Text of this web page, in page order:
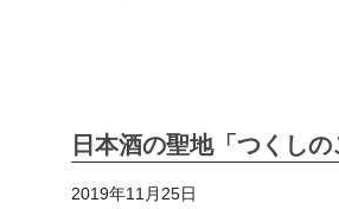
日本酒の聖地「つくしの
2019年11月25日